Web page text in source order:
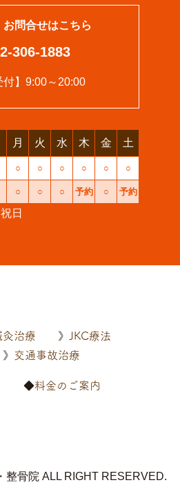
お問合せはこちら
306-1883
付】9:00～20:00
月 火 水 木 金 土
○ ○ ○ ○ ○ ○
○ ○ ○ 予約 ○ 予約
日
灸治療
JKC療法
交通事故治療
料金のご案内
整骨院ALL RIGHT RESERVED.